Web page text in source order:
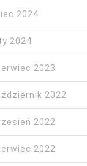
2024
2024
2023
2022
2022
2022